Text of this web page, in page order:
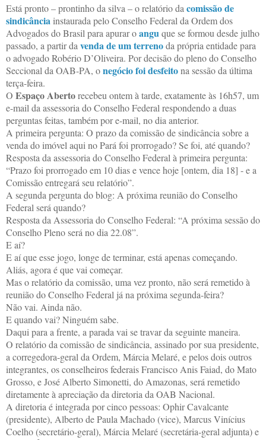
Está pronto – prontinho da silva – o relatório da comissão de
sindicância instaurada pelo Conselho Federal da Ordem dos
Advogados do Brasil para apurar oanguque se formou desde julho
passado, a partir da venda de um terrenoda própria entidade para
o advogado Robério D’Oliveira. Por decisão do pleno do Conselho
Seccional da OAB-PA, onegócio foi desfeitona sessão da última
terça-feira.
O Espaço Abertorecebeu ontem à tarde, exatamente às 16h57, um
e-mail da assessoria do Conselho Federal respondendo a duas
perguntas feitas, também por e-mail, no dia anterior.
A primeira pergunta: O prazo da comissão de sindicância sobre a
venda do imóvel aqui no Pará foi prorrogado? Se foi, até quando?
Resposta da assessoria do Conselho Federal à primeira pergunta:
“Prazo foi prorrogado em 10 dias e vence hoje [ontem, dia 18] - e a
Comissão entregará seu relatório”.
A segunda pergunta do blog: A próxima reunião do Conselho
Federal será quando?
Resposta da Assessoria do Conselho Federal: “A próxima sessão do
Conselho Pleno será no dia 22.08”.
E aí?
E aí que esse jogo, longe de terminar, está apenas começando.
Aliás, agora é que vai começar.
Mas o relatório da comissão, uma vez pronto, não será remetido à
reunião do Conselho Federal já na próxima segunda-feira?
Não vai. Ainda não.
E quando vai? Ninguém sabe.
Daqui para a frente, a parada vai se travar da seguinte maneira.
O relatório da comissão de sindicância, assinado por sua presidente,
a corregedora-geral da Ordem, Márcia Melaré, e pelos dois outros
integrantes, os conselheiros federais Francisco Anis Faiad, do Mato
Grosso, e José Alberto Simonetti, do Amazonas, será remetido
diretamente à apreciação da diretoria da OAB Nacional.
A diretoria é integrada por cinco pessoas: Ophir Cavalcante
(presidente), Alberto de Paula Machado (vice), Marcus Vinícius
Coelho (secretário-geral), Márcia Melaré (secretária-geral adjunta) e